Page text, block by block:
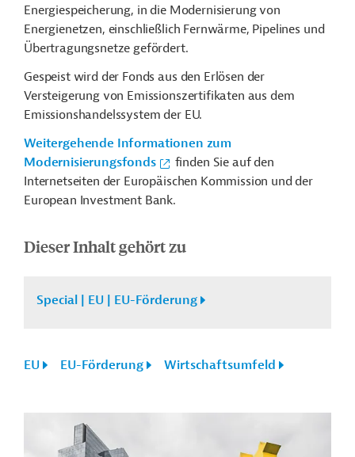
Energiespeicherung, in die Modernisierung von
Energienetzen, einschließlich Fernwärme, Pipelines und
Übertragungsnetze gefördert.
Gespeist wird der Fonds aus den Erlösen der
Versteigerung von Emissionszertifikaten aus dem
Emissionshandelssystem der EU.
Weitergehende Informationen zum
Modernisierungsfonds
finden Sie auf den
Internetseiten der Europäischen Kommission und der
European Investment Bank.
Dieser Inhalt gehört zu
Special | EU | EU-Förderung
EU EU-Förderung Wirtschaftsumfeld